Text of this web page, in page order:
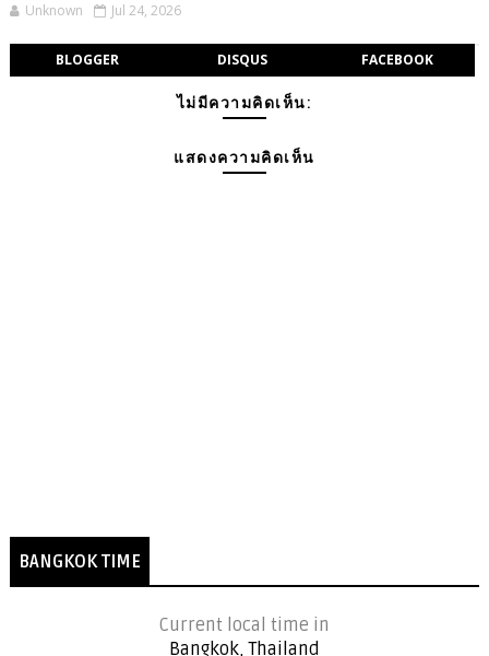
Unknown Jul 24, 2026
BLOGGER DISQUS FACEBOOK
ไม่มีความคิดเห็น:
แสดงความคิดเห็น
BANGKOK TIME
Current local time in
Bangkok, Thailand